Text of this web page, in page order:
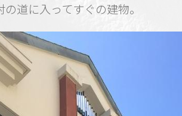
道に入ってすぐの建物。